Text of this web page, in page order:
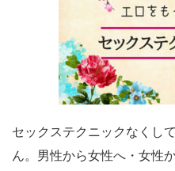
セックステクニックなくし
ん。男性から女性へ・女性